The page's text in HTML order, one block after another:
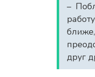
–
друг